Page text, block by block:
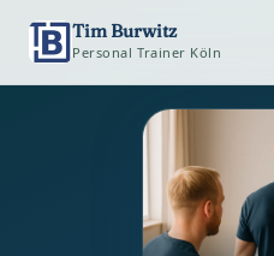
Tim Burwitz
Personal Trainer Köln